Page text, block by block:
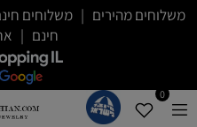
חינם |
0